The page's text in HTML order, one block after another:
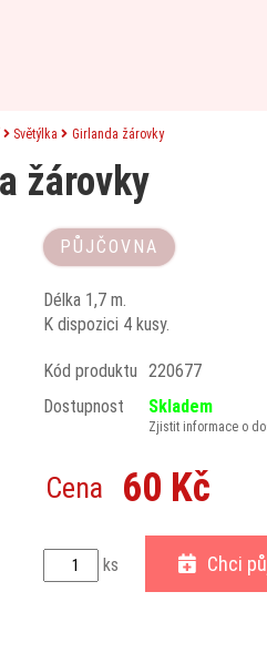
Světýlka Girlanda žárovky
žárovky
PŮJČOVNA
Délka 1,7 m.
K dispozici 4 kusy.
Kód produktu 220677
Dostupnost
Skladem
Zjistit informace o
Cena 60 Kč
ks Chci